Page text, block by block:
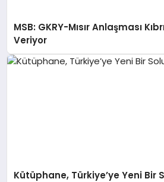
MSB: GKRY-Mısır Anlaşması
Veriyor
Kütüphane, Türkiye’ye Yeni Bir